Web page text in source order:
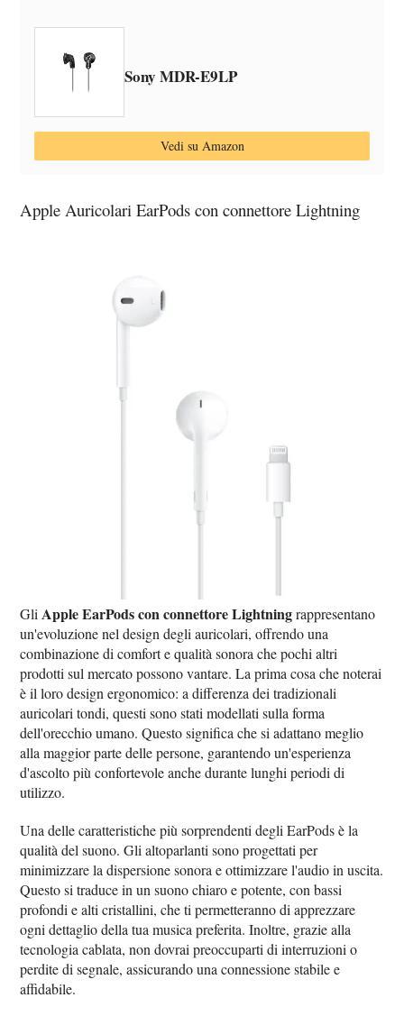
Sony MDR-E9LP
Vedi su Amazon
Apple Auricolari EarPods con connettore Lightning ​​​​​​​
Gli Apple EarPods con connettore Lightningrappresentano
un'evoluzione nel design degli auricolari, offrendo una
combinazione di comfort e qualità sonora che pochi altri
prodotti sul mercato possono vantare. La prima cosa che noterai
è il loro design ergonomico: a differenza dei tradizionali
auricolari tondi, questi sono stati modellati sulla forma
dell'orecchio umano. Questo significa che si adattano meglio
alla maggior parte delle persone, garantendo un'esperienza
d'ascolto più confortevole anche durante lunghi periodi di
utilizzo.
Una delle caratteristiche più sorprendenti degli EarPods è la
qualità del suono. Gli altoparlanti sono progettati per
minimizzare la dispersione sonora e ottimizzare l'audio in uscita.
Questo si traduce in un suono chiaro e potente, con bassi
profondi e alti cristallini, che ti permetteranno di apprezzare
ogni dettaglio della tua musica preferita. Inoltre, grazie alla
tecnologia cablata, non dovrai preoccuparti di interruzioni o
perdite di segnale, assicurando una connessione stabile e
affidabile.